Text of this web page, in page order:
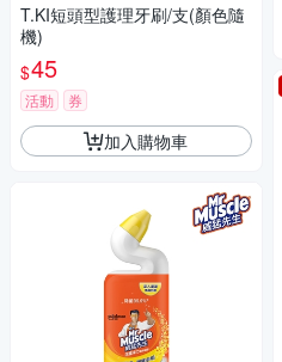
T.KI短頭型護理牙刷/支(顏色隨
機)
$45
活動 券
加入購物車